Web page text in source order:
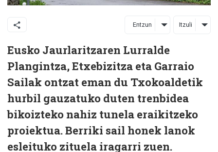
Entzun Itzuli
Eusko Jaurlaritzaren Lurralde
Plangintza, Etxebizitza eta Garraio
Sailak ontzat eman du Txokoaldetik
hurbil gauzatuko duten trenbidea
bikoizteko nahiz tunela eraikitzeko
proiektua. Berriki sail honek lanok
esleituko zituela iragarri zuen.